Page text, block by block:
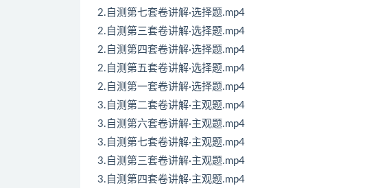
2.自测第七套卷讲解·选择题.mp4
2.自测第三套卷讲解·选择题.mp4
2.自测第四套卷讲解·选择题.mp4
2.自测第五套卷讲解·选择题.mp4
2.自测第一套卷讲解·选择题.mp4
3.自测第二套卷讲解·主观题.mp4
3.自测第六套卷讲解·主观题.mp4
3.自测第七套卷讲解·主观题.mp4
3.自测第三套卷讲解·主观题.mp4
3.自测第四套卷讲解·主观题.mp4